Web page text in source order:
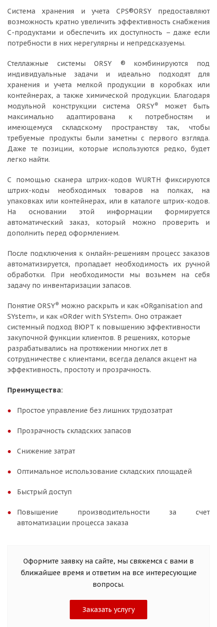
Система хранения и учета CPS®ORSY предоставляют
возможность кратно увеличить эффективность снабжения
С-продуктами и обеспечить их доступность – даже если
потребности в них нерегулярны и непредсказуемы.
Стеллажные системы ORSY ® комбинируются под
индивидуальные задачи и идеально подходят для
хранения и учета мелкой продукции в коробках или
контейнерах, а также химической продукции. Благодаря
модульной конструкции система ORSY®
может быть
максимально адаптирована к потребностям и
имеющемуся складскому пространству так, чтобы
требуемые продукты были заметны с первого взгляда.
Даже те позиции, которые используются редко, будет
легко найти.
С помощью сканера штрих-кодов WURTH фиксируются
штрих-коды необходимых товаров на полках, на
упаковках или контейнерах, или в каталоге штрих-кодов.
На основании этой информации формируется
автоматический заказ, который можно проверить и
дополнить перед оформлением.
После подключения к онлайн-решениям процесс заказов
автоматизируется, пропадает необходимость их ручной
обработки. При необходимости мы возьмем на себя
задачу по инвентаризации запасов.
Понятие ORSY® можно раскрыть и как «ORganisation and
SYstem», и как «ORder with SYstem». Оно отражает
системный подход ВЮРТ к повышению эффективности
закупочной функции клиентов. В решениях, которые
разрабатывались на протяжении многих лет в
сотрудничестве с клиентами, всегда делался акцент на
эффективность, простоту и прозрачность.
Преимущества:
Простое управление без лишних трудозатрат
Прозрачность складских запасов
Снижение затрат
Оптимальное использование складских площадей
Быстрый доступ
Повышение производительности за счет
автоматизации процесса заказа
Оформите заявку на сайте, мы свяжемся с вами в
ближайшее время и ответим на все интересующие
вопросы.
Заказать услугу